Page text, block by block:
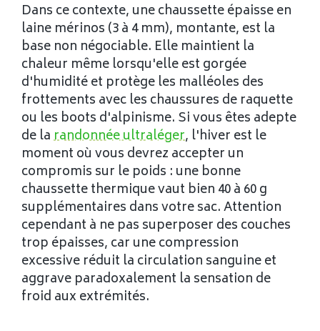
Dans ce contexte, une chaussette épaisse en
laine mérinos (3 à 4 mm), montante, est la
base non négociable. Elle maintient la
chaleur même lorsqu'elle est gorgée
d'humidité et protège les malléoles des
frottements avec les chaussures de raquette
ou les boots d'alpinisme. Si vous êtes adepte
de larandonnée ultraléger, l'hiver est le
moment où vous devrez accepter un
compromis sur le poids : une bonne
chaussette thermique vaut bien 40 à 60 g
supplémentaires dans votre sac. Attention
cependant à ne pas superposer des couches
trop épaisses, car une compression
excessive réduit la circulation sanguine et
aggrave paradoxalement la sensation de
froid aux extrémités.